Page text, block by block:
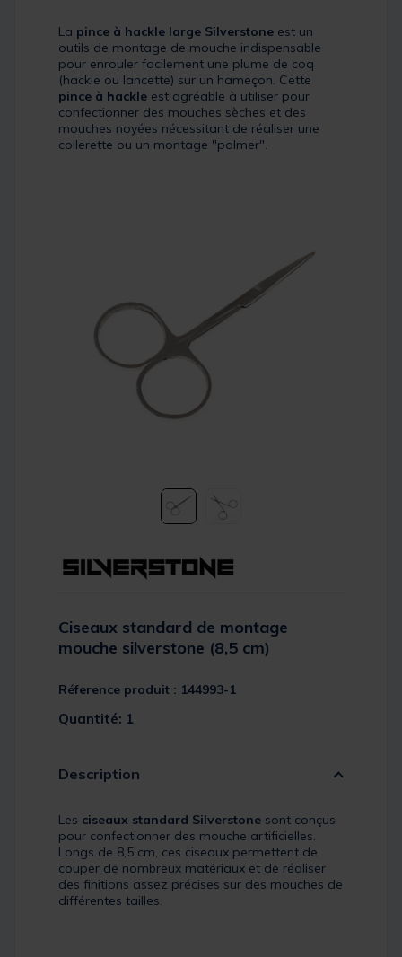
La pince à hackle large Silverstone est un
outils de montage de mouche indispensable
pour enrouler facilement une plume de coq
(hackle ou lancette) sur un hameçon. Cette
pince à hackle est agréable à utiliser pour
confectionner des mouches sèches et des
mouches noyées nécessitant de réaliser une
collerette ou un montage "palmer".
Ciseaux standard de montage
mouche silverstone (8,5 cm)
Réference produit : 144993-1
Quantité: 1
Description
Les ciseaux standard Silverstone sont conçus
pour confectionner des mouche artificielles.
Longs de 8,5 cm, ces ciseaux permettent de
couper de nombreux matériaux et de réaliser
des finitions assez précises sur des mouches de
différentes tailles.